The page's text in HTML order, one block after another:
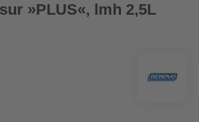
»PLUS«, lmh 2,5L